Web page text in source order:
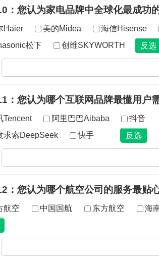
：您认为家电品牌中全球化最成功
Haier 美的Midea 海信Hisense
松下
创维SKYWORTH
：您认为哪个互联网品牌最懂用户
Tencent 阿里巴巴Aibaba 抖音
求索DeepSeek
快手
：您认为哪个航空公司的服务最贴
航空 中国国航 东方航空 海